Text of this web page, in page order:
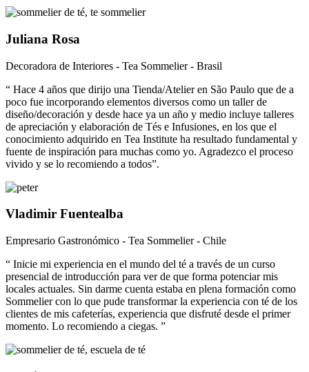
Juliana Rosa
Decoradora de Interiores - Tea Sommelier - Brasil
“ Hace 4 años que dirijo una Tienda/Atelier en São Paulo que de a
poco fue incorporando elementos diversos como un taller de
diseño/decoración y desde hace ya un año y medio incluye talleres
de apreciación y elaboración de Tés e Infusiones, en los que el
conocimiento adquirido en Tea Institute ha resultado fundamental y
fuente de inspiración para muchas como yo. Agradezco el proceso
vivido y se lo recomiendo a todos”.
Vladimir Fuentealba
Empresario Gastronómico - Tea Sommelier - Chile
“ Inicie mi experiencia en el mundo del té a través de un curso
presencial de introducción para ver de que forma potenciar mis
locales actuales. Sin darme cuenta estaba en plena formación como
Sommelier con lo que pude transformar la experiencia con té de los
clientes de mis cafeterías, experiencia que disfruté desde el primer
momento. Lo recomiendo a ciegas. ”